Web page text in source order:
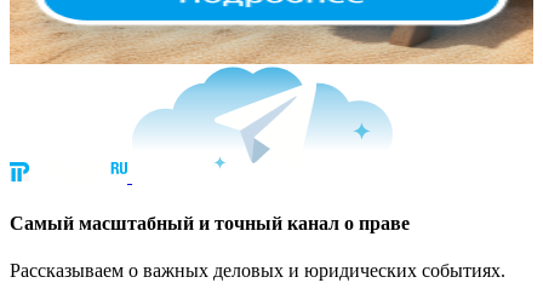
Cамый масштабный и точный канал о праве
Рассказываем о важных деловых и юридических событиях.